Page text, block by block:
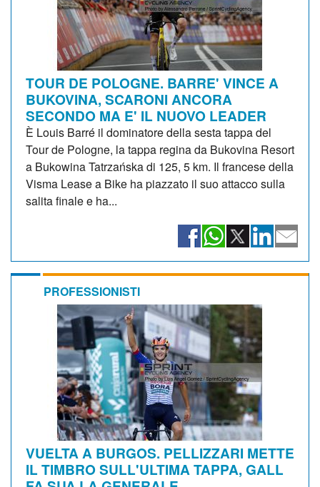
TOUR DE POLOGNE. BARRE' VINCE A
BUKOVINA, SCARONI ANCORA
SECONDO MA E' IL NUOVO LEADER
È Louis Barré il dominatore della sesta tappa del
Tour de Pologne, la tappa regina da Bukovina Resort
a Bukowina Tatrzańska di 125, 5 km. Il francese della
Visma Lease a Bike ha piazzato il suo attacco sulla
salita finale e ha...
PROFESSIONISTI
VUELTA A BURGOS. PELLIZZARI METTE
IL TIMBRO SULL'ULTIMA TAPPA, GALL